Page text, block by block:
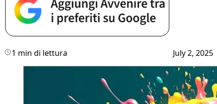
1 min di lettura July 2, 2025